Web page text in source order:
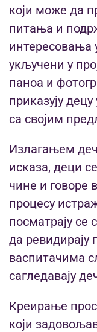
који може да
питања и
интересовања
укључени у
паноа и
приказују
са својим
Излагањем
исказа, деци
чине и говоре
процесу
посматрају се
да ревидирају
васпитачима
сагледавају
Креирање
који